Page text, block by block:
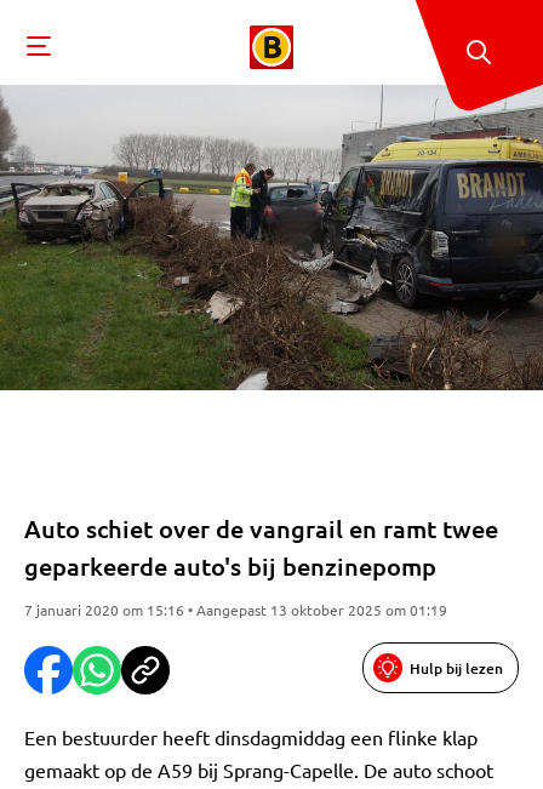
Auto schiet over de vangrail en ramt twee
geparkeerde auto's bij benzinepomp
7 januari 2020 om 15:16 • Aangepast 13 oktober 2025 om 01:19
Hulp bij lezen
Een bestuurder heeft dinsdagmiddag een flinke klap
gemaakt op de A59 bij Sprang-Capelle. De auto schoot